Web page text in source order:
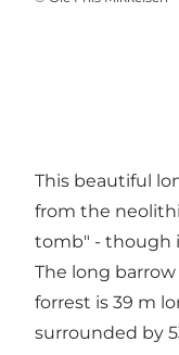
This beautiful
from the
tomb" - though
The long
forrest is 39 m
surrounded by